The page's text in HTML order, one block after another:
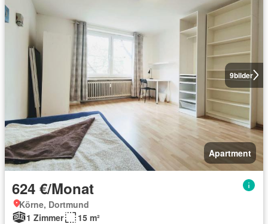
9bilder
Apartment
624 €/Monat
Körne, Dortmund
1 Zimmer
15 m²